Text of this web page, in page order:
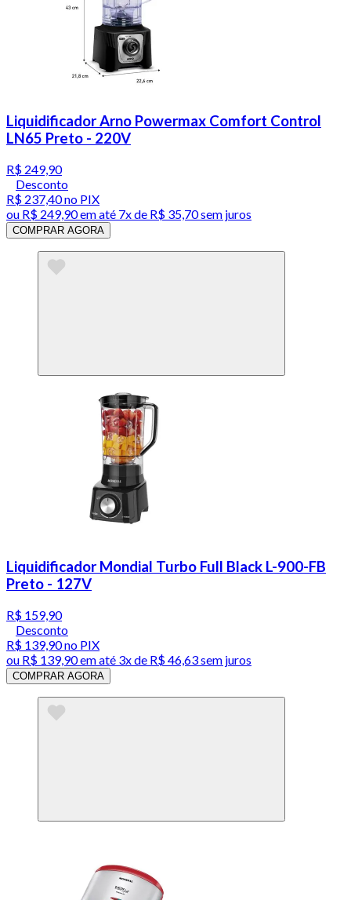
Liquidificador Arno Powermax Comfort Control
LN65 Preto - 220V
R$ 249,90
Desconto
R$ 237,40no PIX
ou R$ 249,90em até 7x de R$ 35,70 sem juros
COMPRAR AGORA
Liquidificador Mondial Turbo Full Black L-900-FB
Preto - 127V
R$ 159,90
Desconto
R$ 139,90no PIX
ou R$ 139,90em até 3x de R$ 46,63 sem juros
COMPRAR AGORA